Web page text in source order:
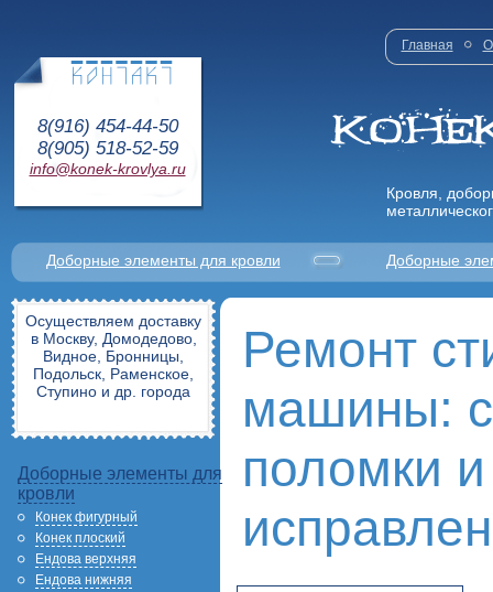
8(916) 454-44-50
8(905) 518-52-59
info@konek-krovlya.ru
Главная О
Кровля,
Доборные элементы для кровли Доборные
Осуществляем доставку
в Москву, Домодедово,
Видное, Бронницы,
Подольск, Раменское,
Ступино и др. города
Доборные элементы для
кровли
Конек фигурный
Конек плоский
Ендова верхняя
Ендова нижняя
Ремонт
машины:
поломки